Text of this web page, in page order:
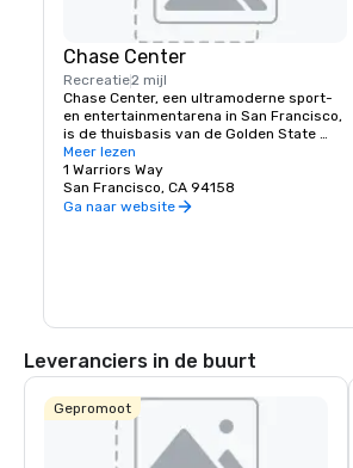
Chase Center
Recreatie2 mijl
Chase Center, een ultramoderne sport-
en entertainmentarena in San Francisco,
is de thuisbasis van de Golden State
Warriors en bijna 200 evenementen per
jaar.
Meer lezen
1 Warriors Way
San Francisco, CA 94158
Ga naar website
Leveranciers in de buurt
Gepromoot